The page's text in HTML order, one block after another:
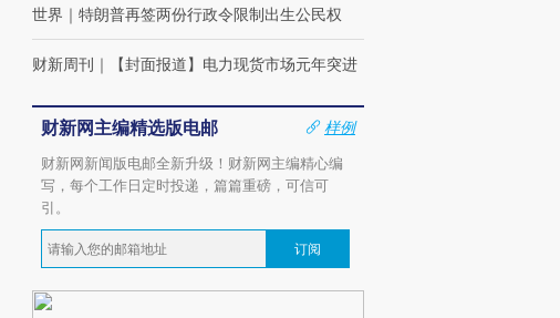
世界 ｜ 特朗普再签两份行政令限制出生公民权
财新周刊 ｜ 【封面报道】电力现货市场元年突进
财新网主编精选版电邮
样例
财新网新闻版电邮全新升级！财新网主编精心编
写，每个工作日定时投递，篇篇重磅，可信可
引。
订阅